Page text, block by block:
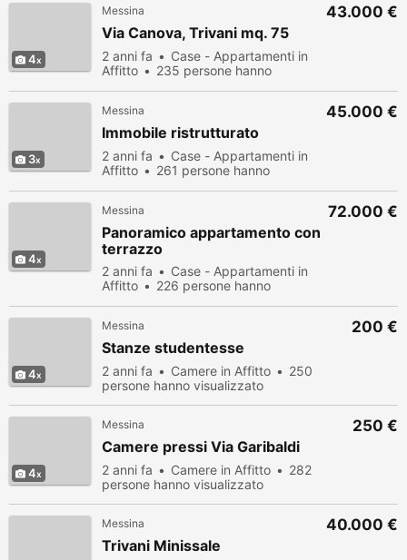
4
Messina
Via Canova, Trivani mq. 75
2 anni fa
Case - Appartamenti in
Affitto
235 persone hanno
43.000 €
3
Messina
Immobile ristrutturato
2 anni fa
Case - Appartamenti in
Affitto
261 persone hanno
45.000 €
4
Messina
Panoramico appartamento con
terrazzo
2 anni fa
Case - Appartamenti in
Affitto
226 persone hanno
72.000 €
4
Messina
Stanze studentesse
2 anni fa Camere in Affitto
250
persone hanno visualizzato
200 €
4
Messina
Camere pressi Via Garibaldi
2 anni fa Camere in Affitto
282
persone hanno visualizzato
250 €
Messina
Trivani Minissale
40.000 €